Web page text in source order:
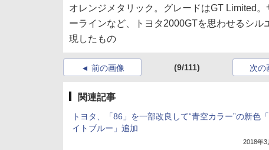
オレンジメタリック。グレードはGT Limited
ーラインなど、トヨタ2000GTを思わせるシ
現したもの
前の画像 (9/111) 次の
関連記事
トヨタ、「86」を一部改良して“青空カラー”の新色
イトブルー」追加
2018年3